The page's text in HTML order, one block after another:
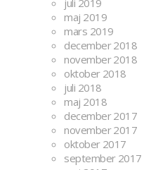
juli 2019
maj 2019
mars 2019
december 2018
november 2018
oktober 2018
juli 2018
maj 2018
december 2017
november 2017
oktober 2017
september 2017